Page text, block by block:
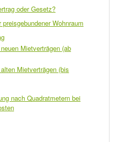
oder Gesetz?
Wohnraum
Mietverträgen (ab
Mietverträgen (bis
nach Quadratmetern bei